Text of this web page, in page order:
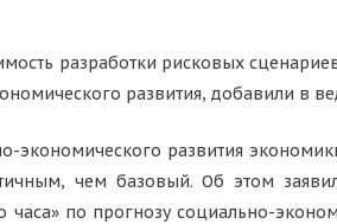
разработки рисковых
развития, добавили в
экономического развития
чем базовый. Об этом
по прогнозу социально-